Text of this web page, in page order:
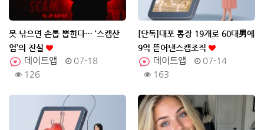
못 낚으면 손톱 뽑힌다… ‘스캠산
업’의 진실
데이트앱
07-18
126
[단독]대포 통장 19개로 60대男에
9억 뜯어낸스캠조직
데이트앱
07-14
163